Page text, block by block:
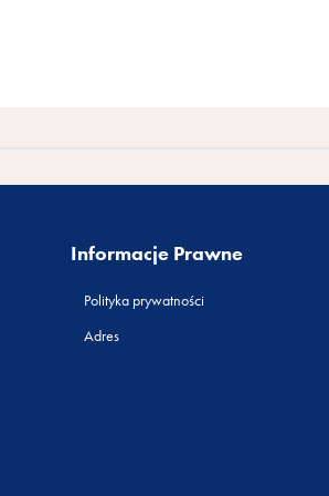
Informacje Prawne
Polityka prywatności
Adres